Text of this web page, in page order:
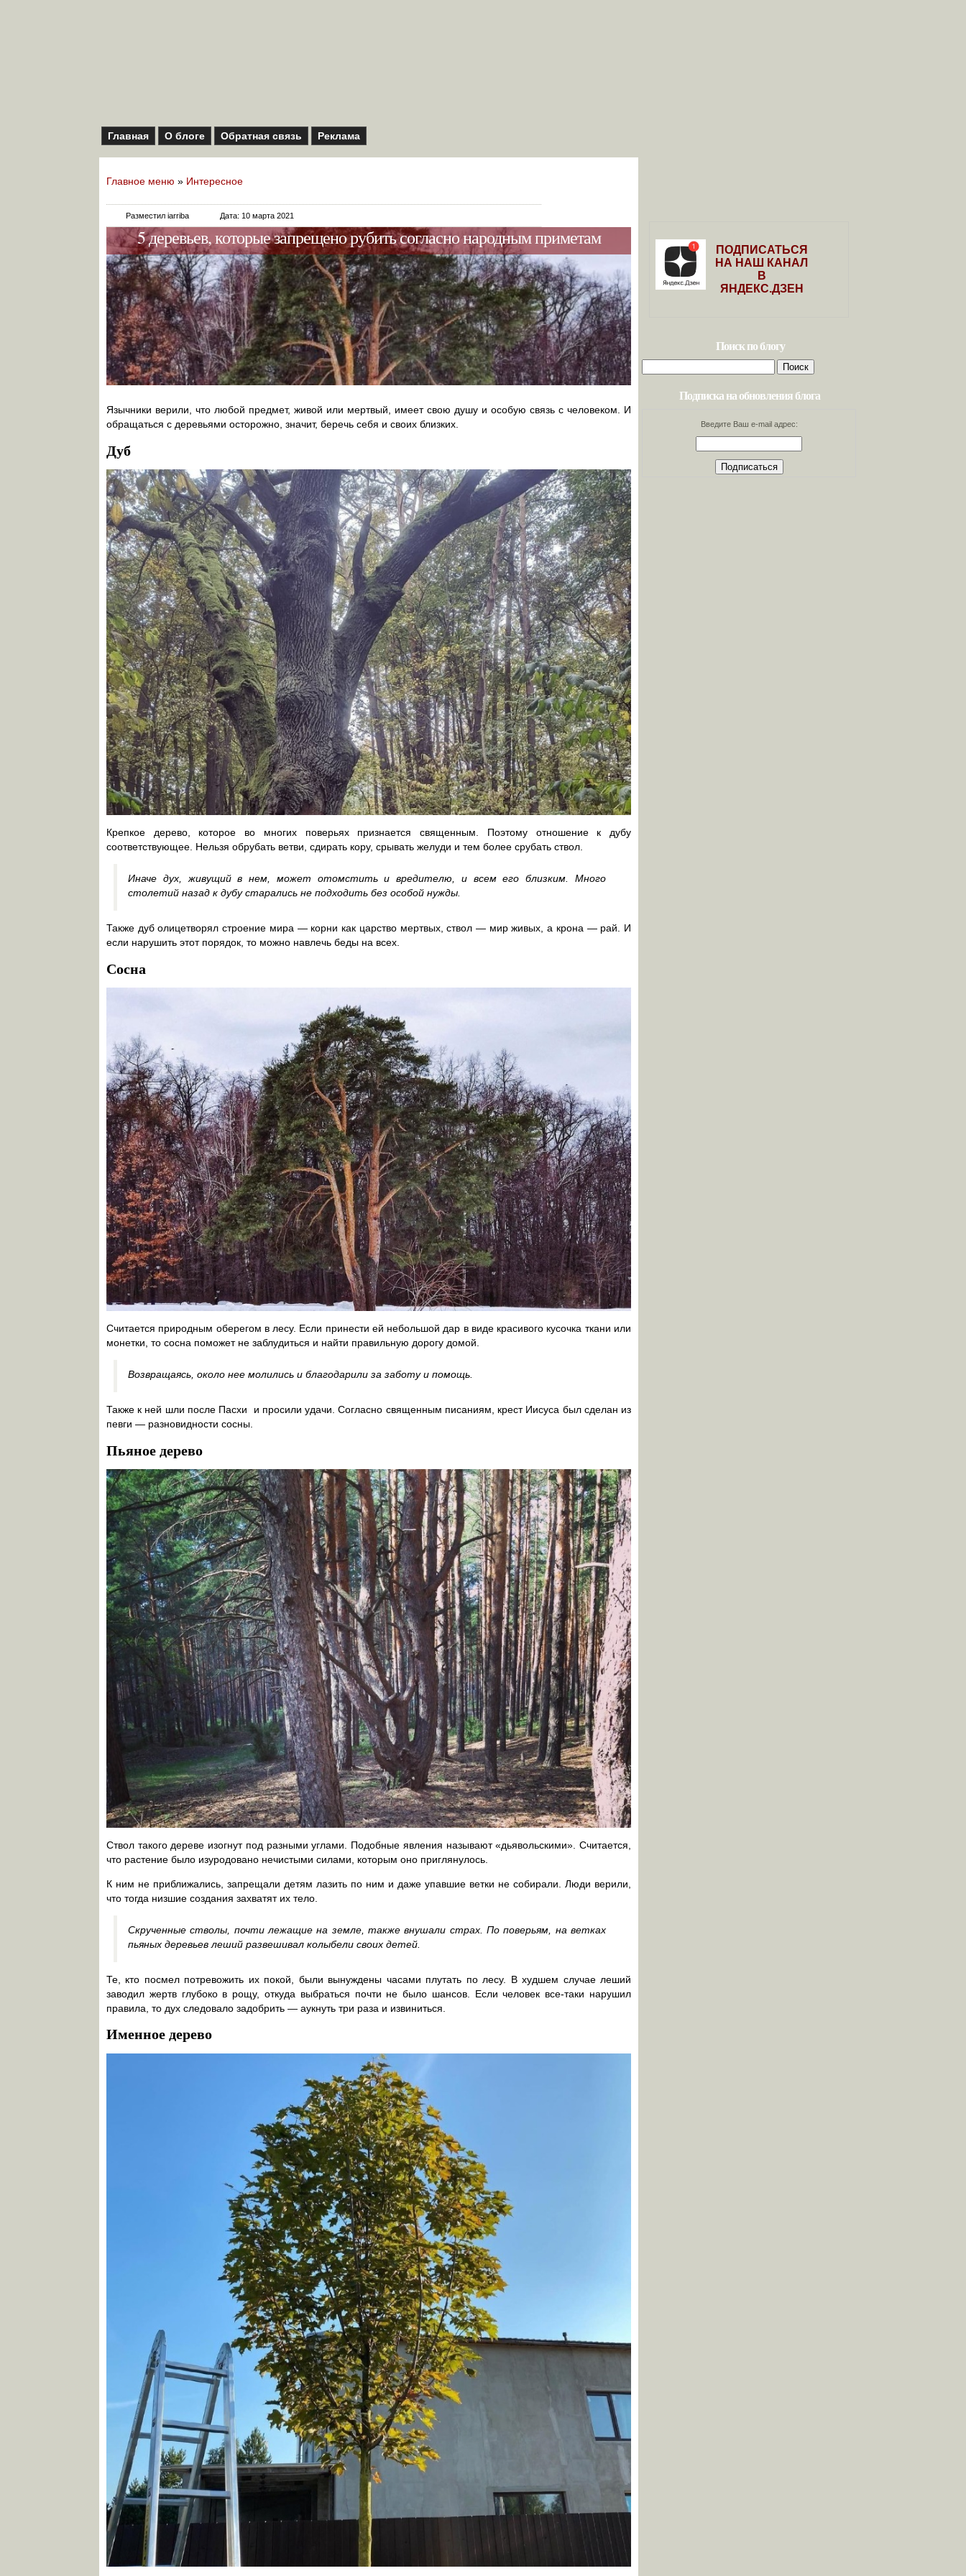
Главная О блоге Обратная связь Реклама
Главное меню » Интересное
Разместил iarriba Дата: 10 марта 2021
5 деревьев, которые запрещено рубить согласно народным приметам
Язычники верили, что любой предмет, живой или мертвый, имеет свою душу и особую связь с человеком. И
обращаться с деревьями осторожно, значит, беречь себя и своих близких.
Дуб
Крепкое дерево, которое во многих поверьях признается священным. Поэтому отношение к дубу
соответствующее. Нельзя обрубать ветви, сдирать кору, срывать желуди и тем более срубать ствол.
Иначе дух, живущий в нем, может отомстить и вредителю, и всем его близким. Много
столетий назад к дубу старались не подходить без особой нужды.
Также дуб олицетворял строение мира — корни как царство мертвых, ствол — мир живых, а крона — рай. И
если нарушить этот порядок, то можно навлечь беды на всех.
Сосна
Считается природным оберегом в лесу. Если принести ей небольшой дар в виде красивого кусочка ткани или
монетки, то сосна поможет не заблудиться и найти правильную дорогу домой.
Возвращаясь, около нее молились и благодарили за заботу и помощь.
Также к ней шли после Пасхи и просили удачи. Согласно священным писаниям, крест Иисуса был сделан из
певги — разновидности сосны.
Пьяное дерево
Ствол такого дереве изогнут под разными углами. Подобные явления называют «дьявольскими». Считается,
что растение было изуродовано нечистыми силами, которым оно приглянулось.
К ним не приближались, запрещали детям лазить по ним и даже упавшие ветки не собирали. Люди верили,
что тогда низшие создания захватят их тело.
Скрученные стволы, почти лежащие на земле, также внушали страх. По поверьям, на ветках
пьяных деревьев леший развешивал колыбели своих детей.
Те, кто посмел потревожить их покой, были вынуждены часами плутать по лесу. В худшем случае леший
заводил жертв глубоко в рощу, откуда выбраться почти не было шансов. Если человек все-таки нарушил
правила, то дух следовало задобрить — аукнуть три раза и извиниться.
Именное дерево
ПОДПИСАТЬСЯ
НА НАШ КАНАЛ
В
ЯНДЕКС.ДЗЕН
Поиск по блогу
Найти:
Подписка на обновления блога
Введите Ваш e-mail адрес: